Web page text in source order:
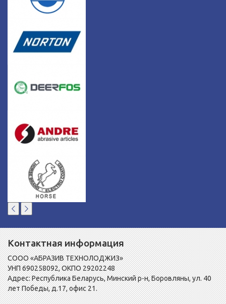
Контактная информация
СООО «АБРАЗИВ ТЕХНОЛОДЖИЗ»
УНП 690258092, ОКПО 29202248
Адрес: Республика Беларусь, Минский р-н, Боровляны, ул. 40
лет Победы, д.17, офис 21.